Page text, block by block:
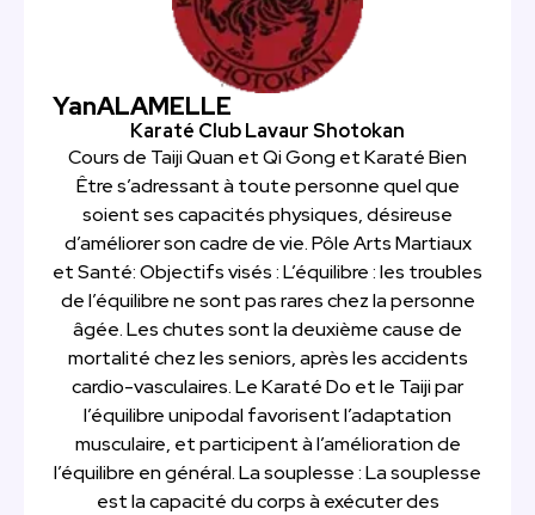
YanALAMELLE
Karaté Club Lavaur Shotokan
Cours de Taiji Quan et Qi Gong et Karaté Bien
Être s’adressant à toute personne quel que
soient ses capacités physiques, désireuse
d’améliorer son cadre de vie. Pôle Arts Martiaux
et Santé: Objectifs visés : L’équilibre : les troubles
de l’équilibre ne sont pas rares chez la personne
âgée. Les chutes sont la deuxième cause de
mortalité chez les seniors, après les accidents
cardio-vasculaires. Le Karaté Do et le Taiji par
l’équilibre unipodal favorisent l’adaptation
musculaire, et participent à l’amélioration de
l’équilibre en général. La souplesse : La souplesse
est la capacité du corps à exécuter des